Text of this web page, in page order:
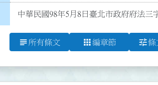
中華民國98年5月8日臺北市政府府法三
subject 所有條文 apps 編章節 tune條